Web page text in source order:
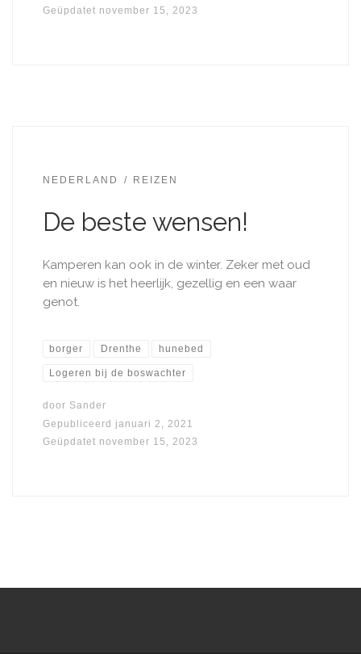
Geüpdatet november 15, 2023
NEDERLAND REIZEN
De beste wensen!
Kamperen kan ook in de winter. Zeker met oud
en nieuw is het heerlijk, gezellig en een waar
genot.
borger Drenthe hunebed
Logeren bij de boswachter
door Sander
Gepubliceerd januari 2, 2021
Geüpdatet november 15, 2023